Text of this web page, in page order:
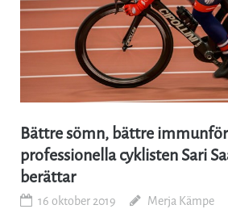
Bättre sömn, bättre
professionella cyklisten Sari
berättar
16 oktober 2019 Merja Kämpe